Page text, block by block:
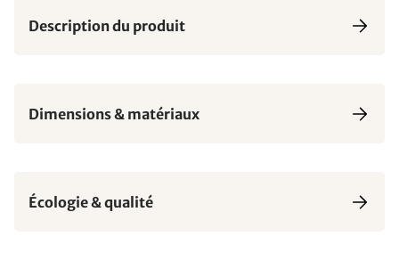
Description du produit
Dimensions & matériaux
Écologie & qualité